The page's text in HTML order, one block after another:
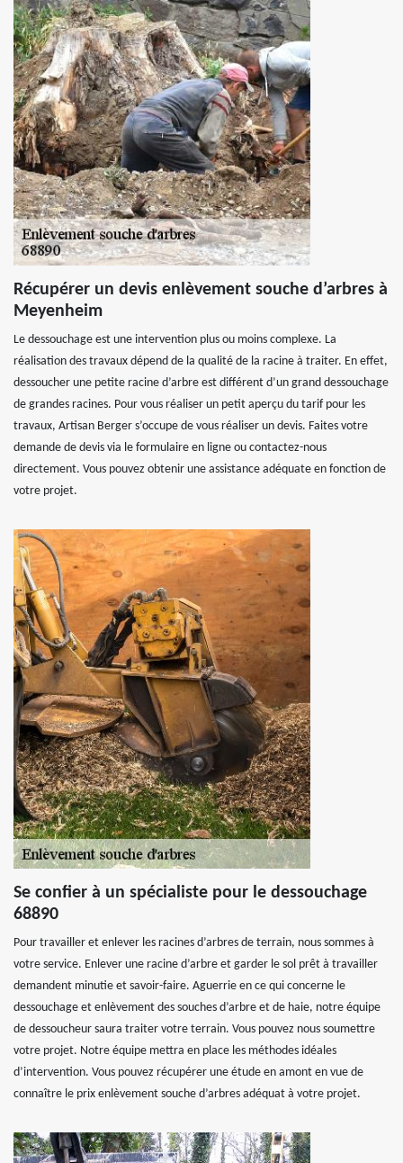
Récupérer un devis enlèvement souche d’arbres à
Meyenheim
Le dessouchage est une intervention plus ou moins complexe. La
réalisation des travaux dépend de la qualité de la racine à traiter. En effet,
dessoucher une petite racine d’arbre est différent d’un grand dessouchage
de grandes racines. Pour vous réaliser un petit aperçu du tarif pour les
travaux, Artisan Berger s’occupe de vous réaliser un devis. Faites votre
demande de devis via le formulaire en ligne ou contactez-nous
directement. Vous pouvez obtenir une assistance adéquate en fonction de
votre projet.
Se confier à un spécialiste pour le dessouchage
68890
Pour travailler et enlever les racines d’arbres de terrain, nous sommes à
votre service. Enlever une racine d’arbre et garder le sol prêt à travailler
demandent minutie et savoir-faire. Aguerrie en ce qui concerne le
dessouchage et enlèvement des souches d’arbre et de haie, notre équipe
de dessoucheur saura traiter votre terrain. Vous pouvez nous soumettre
votre projet. Notre équipe mettra en place les méthodes idéales
d’intervention. Vous pouvez récupérer une étude en amont en vue de
connaître le prix enlèvement souche d’arbres adéquat à votre projet.